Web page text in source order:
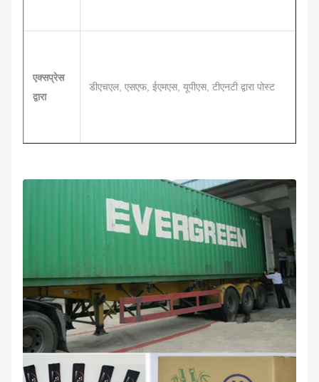
एक्सप्रेस
द्वारा
डीएचएल, एसएफ, ईएमएस, यूपीएस, टीएनटी द्वारा पोस्ट